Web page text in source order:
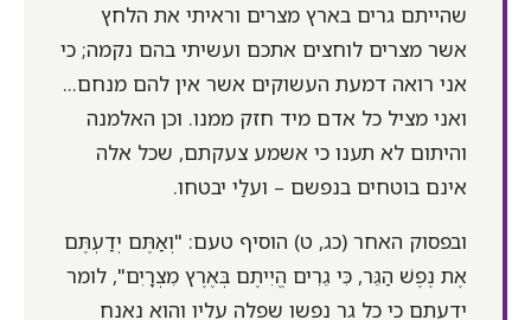
שהייתם גרים בארץ מצרים וראיתי את הלחץ
אשר מצרים לוחצים אתכם ועשיתי בהם נקמה; כי
אני רואה דמעת העשוקים אשר אין להם מנחם...
ואני מציל כל אדם מיד חזק ממנו. וכן האלמנה
והיתום לא תענו כי אשמע צעקתם, שכל אלה
אינם בוטחים בנפשם – ועלַי יבטחו.
ובפסוק האחר (כג, ט) הוסיף טעם: "וְאַתֶּם יְדַעְתֶּם
אֶת נֶפֶשׁ הַגֵּר, כִּי גֵרִים הֱיִיתֶם בְּאֶרֶץ מִצְרָיִם", לומר
ידעתם כי כל גר נפשו שפלה עליו והוא נאנח